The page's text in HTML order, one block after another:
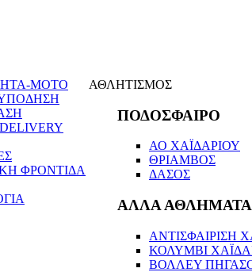
ΜΟΤΟ
ΦΡΟΝΤΙΔΑ
ΑΘΛΗΤΙΣΜΟΣ
ΠΟΔΟΣΦΑΙΡΟ
ΑΟ ΧΑΪΔΑΡΙΟΥ
ΘΡΙΑΜΒΟΣ
ΔΑΣΟΣ
ΑΛΛΑ ΑΘΛΗΜΑΤΑ
ΑΝΤΙΣΦΑΙΡΙΣΗ
ΚΟΛΥΜΒΙ
ΒΟΛΛΕΥ